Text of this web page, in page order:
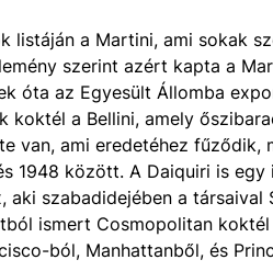
listáján a Martini, ami sokak
szerint azért kapta a
óta az Egyesült Állomba
koktél a Bellini, amely
van, ami eredetéhez fűződik,
1948 között. A Daiquiri is
aki szabadidejében a
ismert Cosmopolitan
ból, Manhattanből, és